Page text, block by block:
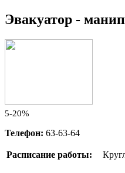
Эвакуатор -
5-20%
Телефон: 63-63-64
Расписание работы: